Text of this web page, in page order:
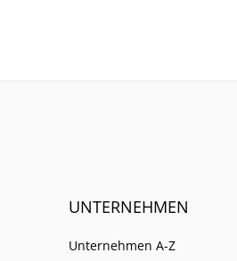
UNTERNEHMEN
Unternehmen A-Z